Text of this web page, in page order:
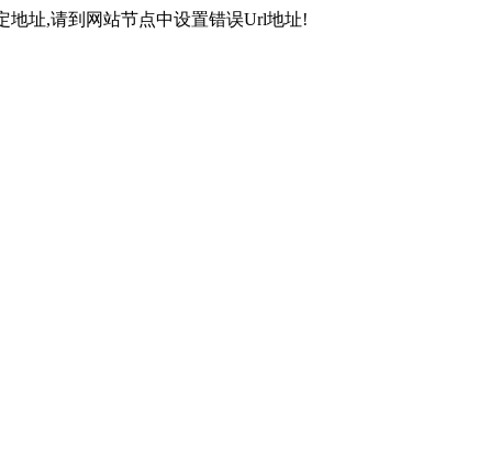
地址,请到网站节点中设置错误Url地址!